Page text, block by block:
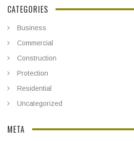
CATEGORIES
Business
Commercial
Construction
Protection
Residential
Uncategorized
META